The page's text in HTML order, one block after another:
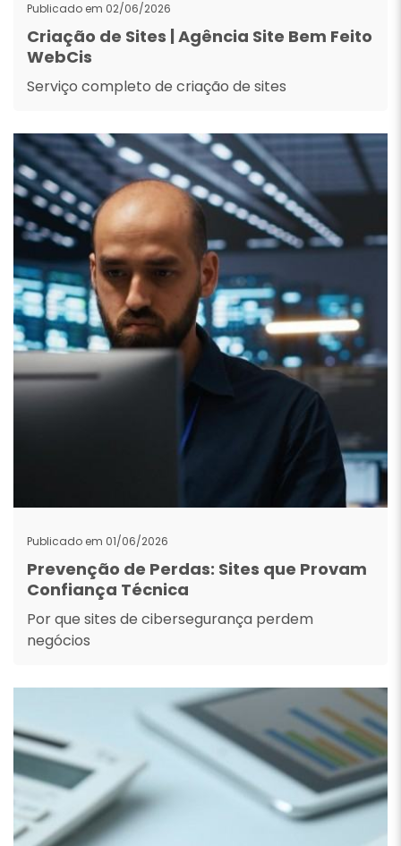
Publicado em 02/06/2026
Criação de Sites | Agência Site Bem Feito
WebCis
Serviço completo de criação de sites
Publicado em 01/06/2026
Prevenção de Perdas: Sites que Provam
Confiança Técnica
Por que sites de cibersegurança perdem
negócios